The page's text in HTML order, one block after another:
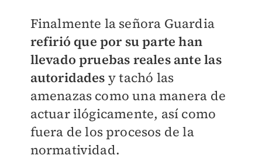
Finalmente la señora Guardia
refirió que por su parte han
llevado pruebas reales ante las
autoridades y tachó las
amenazas como una manera de
actuar ilógicamente, así como
fuera de los procesos de la
normatividad.